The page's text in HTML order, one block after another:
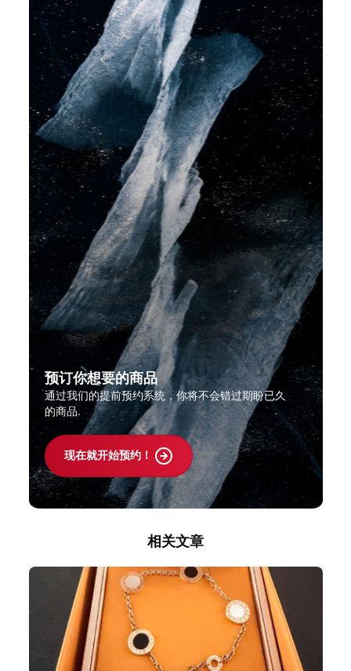
预订你想要的商品
通过我们的提前预约系统，你将不会错过期盼已久
的商品.
现在就开始预约！
相关文章